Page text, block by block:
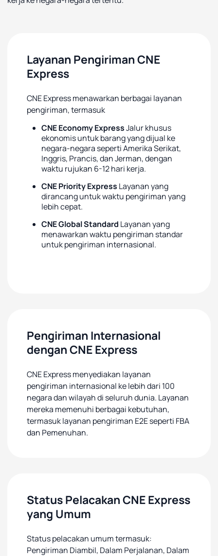
Layanan Pengiriman CNE
Express
CNE Express menawarkan berbagai layanan
pengiriman, termasuk
CNE Economy ExpressJalur khusus
ekonomis untuk barang yang dijual ke
negara-negara seperti Amerika Serikat,
Inggris, Prancis, dan Jerman, dengan
waktu rujukan 6-12 hari kerja.
CNE Priority Express Layanan yang
dirancang untuk waktu pengiriman yang
lebih cepat.
CNE Global Standard Layanan yang
menawarkan waktu pengiriman standar
untuk pengiriman internasional.
Pengiriman Internasional
dengan CNE Express
CNE Express menyediakan layanan
pengiriman internasional ke lebih dari 100
negara dan wilayah di seluruh dunia. Layanan
mereka memenuhi berbagai kebutuhan,
termasuk layanan pengiriman E2E seperti FBA
dan Pemenuhan.
Status Pelacakan CNE Express
yang Umum
Status pelacakan umum termasuk:
Pengiriman Diambil, Dalam Perjalanan, Dalam